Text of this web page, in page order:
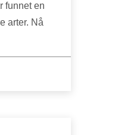
funnet en
arter. Nå